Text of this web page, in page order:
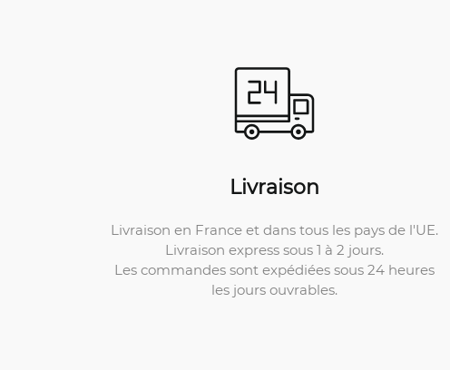
Livraison
Livraison en France et dans tous les pays de l'UE.
Livraison express sous 1 à 2 jours.
Les commandes sont expédiées sous 24 heures
les jours ouvrables.